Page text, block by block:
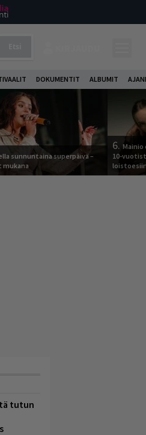
DOKUMENTIT ALBUMIT
sunnuntaina superpäivä –
6.
10-
tutun